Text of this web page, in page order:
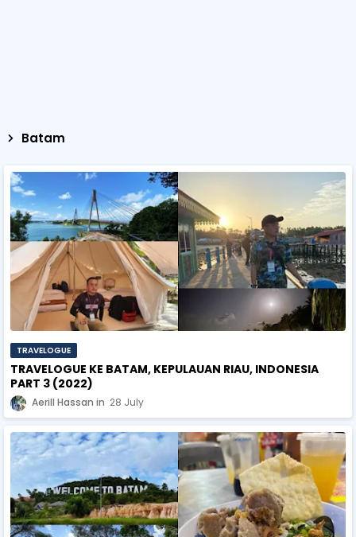
Batam
TRAVELOGUE
TRAVELOGUE KE BATAM, KEPULAUAN RIAU, INDONESIA
PART 3 (2022)
Aerill Hassan 28 July